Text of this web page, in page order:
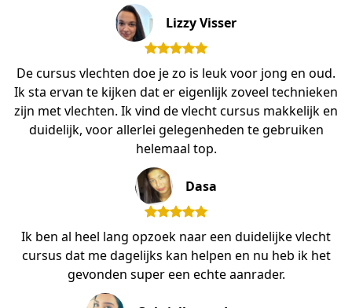
Lizzy Visser
De cursus vlechten doe je zo is leuk voor jong en oud.
Ik sta ervan te kijken dat er eigenlijk zoveel technieken
zijn met vlechten. Ik vind de vlecht cursus makkelijk en
duidelijk, voor allerlei gelegenheden te gebruiken
helemaal top.
Dasa
Ik ben al heel lang opzoek naar een duidelijke vlecht
cursus dat me dagelijks kan helpen en nu heb ik het
gevonden super een echte aanrader.